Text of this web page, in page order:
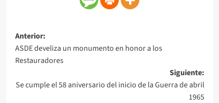
Anterior:
ASDE develiza un monumento en honor a los
Restauradores
Siguiente:
Se cumple el 58 aniversario del inicio de la Guerra de abril
1965